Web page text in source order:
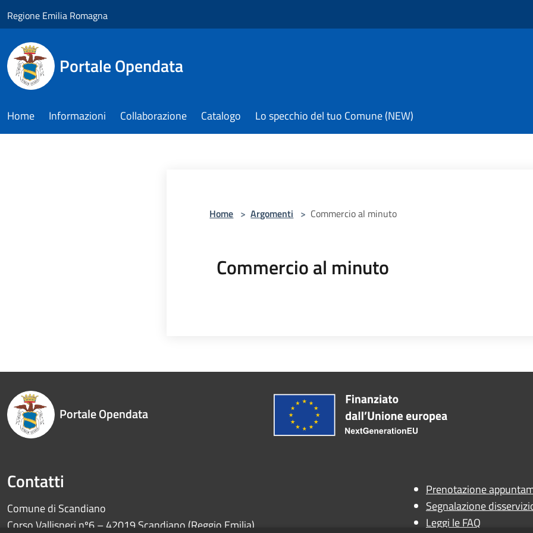
Regione Emilia Romagna
Portale Opendata
Home Informazioni Collaborazione Catalogo Lo specchio del tuo Comune (NEW)
Home > Argomenti > Commercio al minuto
Commercio al minuto
Portale Opendata
Contatti
Comune di Scandiano
Corso Vallisneri nº6 – 42019 Scandiano (Reggio Emilia)
Prenotazione
Segnalazione
Leggi le FAQ